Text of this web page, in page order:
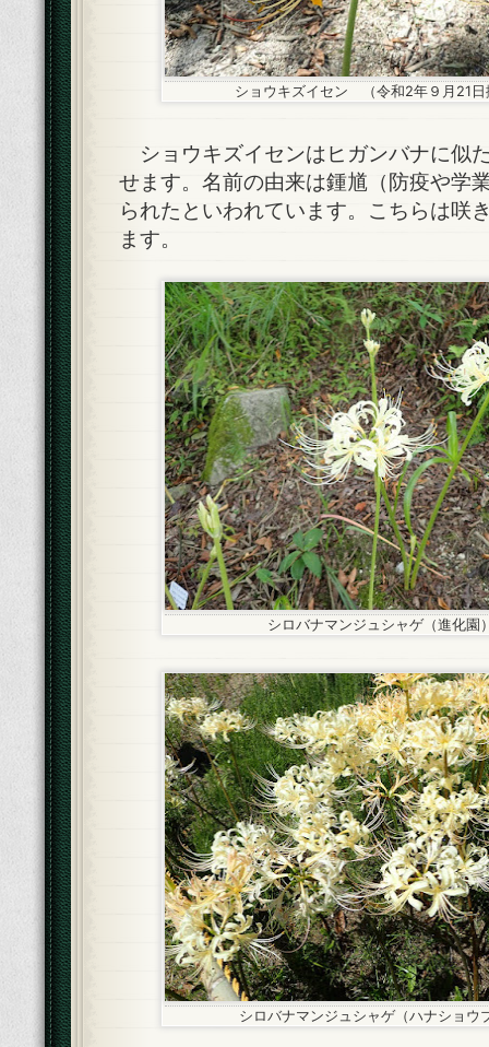
ショウキズイセン （令和2年９月21日
ショウキズイセンはヒガンバナに似
せます。名前の由来は鍾馗（防疫や学
られたといわれています。こちらは咲
ます。
シロバナマンジュシャゲ（進化園
シロバナマンジュシャゲ（ハナショウ